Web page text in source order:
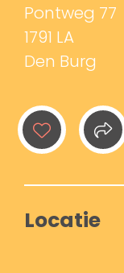
Pontweg 77
1791 LA
Den Burg
Locatie